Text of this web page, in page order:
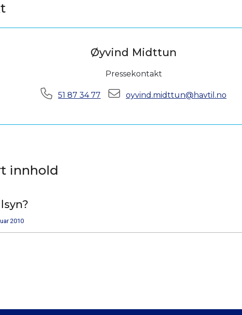
Øyvind Midttun
Pressekontakt
Telefon:51 87 34 77 E-post:oyvind.midttun@havtil.no
innhold
2010